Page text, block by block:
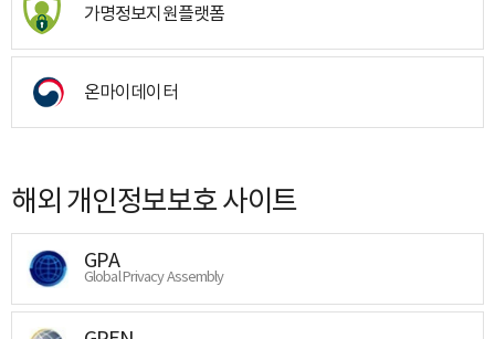
가명정보지원플랫폼
온마이데이터
해외 개인정보보호 사이트
GPA
Global Privacy Assembly